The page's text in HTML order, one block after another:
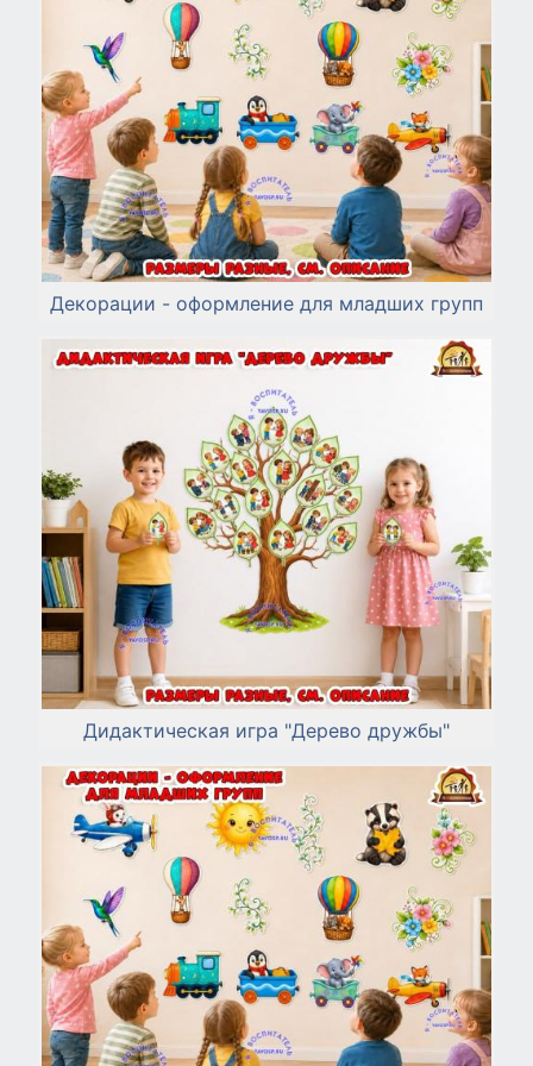
Декорации - оформление для младших групп
Дидактическая игра "Дерево дружбы"